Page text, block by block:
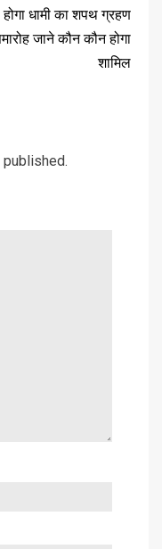
धामी का शपथ ग्रहण
जाने कौन कौन होगा
शामिल